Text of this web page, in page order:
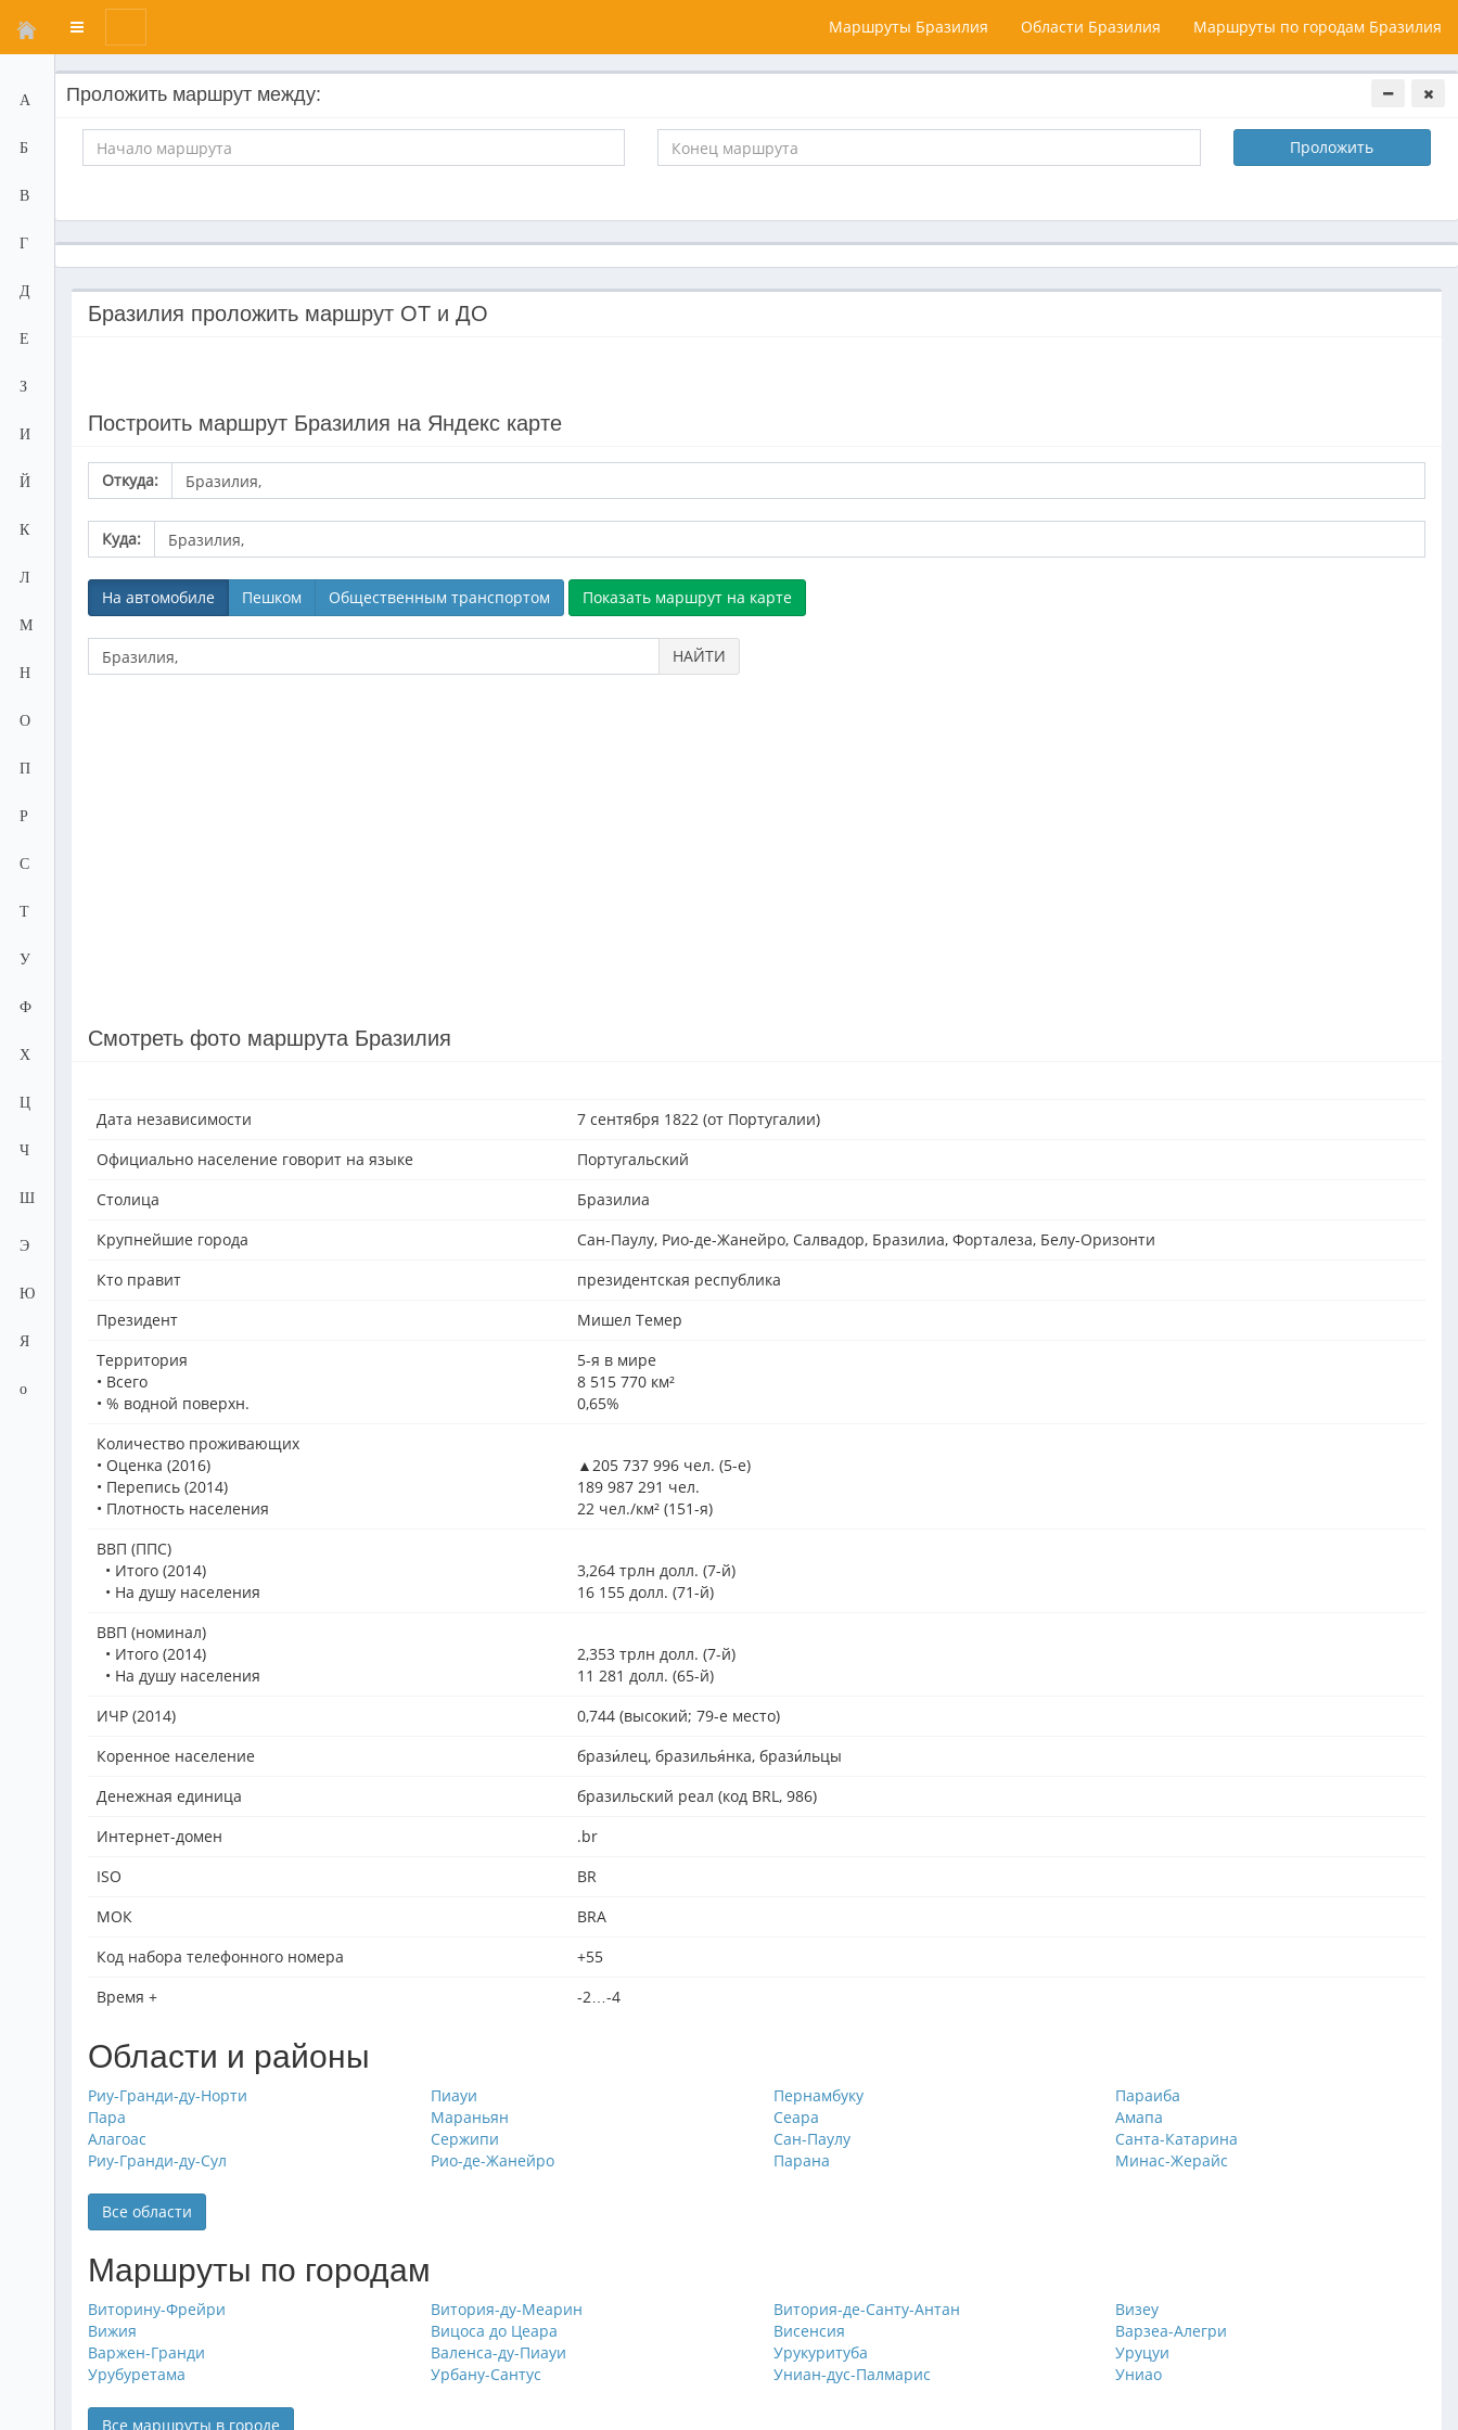
Переключатель
меню
Маршруты Бразилия Области Бразилия Маршруты по городам Бразилия
А
Б
В
Г
Д
Е
З
И
Й
К
Л
М
Н
О
П
Р
С
Т
У
Ф
Х
Ц
Ч
Ш
Э
Ю
Я
о
Проложить маршрут между:
Проложить
Бразилия проложить маршрут ОТ и ДО
Построить маршрут Бразилия на Яндекс карте
Откуда:
Куда:
На автомобиле Пешком Общественным транспортом
НАЙТИ
Смотреть фото маршрута Бразилия
Дата независимости
7 сентября 1822 (от Португалии)
Официально население говорит на языке
Португальский
Столица
Бразилиа
Крупнейшие города
Сан-Паулу, Рио-де-Жанейро, Салвадор, Бразилиа, Форталеза, Белу-Оризонти
Кто правит
президентская республика
Президент
Мишел Темер
Территория
• Всего
• % водной поверхн.
5-я в мире
8 515 770 км²
0,65%
Количество проживающих
• Оценка (2016)
• Перепись (2014)
• Плотность населения
▲205 737 996 чел. (5-е)
189 987 291 чел.
22 чел./км² (151-я)
ВВП (ППС)
• Итого (2014)
• На душу населения
3,264 трлн долл. (7-й)
16 155 долл. (71-й)
ВВП (номинал)
• Итого (2014)
• На душу населения
2,353 трлн долл. (7-й)
11 281 долл. (65-й)
ИЧР (2014)
0,744 (высокий; 79-е место)
Коренное население
брази́лец, бразилья́нка, брази́льцы
Денежная единица
бразильский реал (код BRL, 986)
Интернет-домен
.br
ISO
BR
МОК
BRA
Код набора телефонного номера
+55
Время +
-2…-4
Области и районы
Риу-Гранди-ду-Норти Пиауи Пернамбуку
Параиба
Пара
Мараньян Сеара
Амапа
Алагоас
Сержипи Сан-Паулу
Санта-Катарина
Риу-Гранди-ду-Сул
Рио-де-Жанейро Парана Минас-Жерайс
Все области
Маршруты по городам
Виторину-Фрейри Витория-ду-Меарин Витория-де-Санту-Антан
Визеу
Вижия
Вицоса до Цеара Висенсия
Варзеа-Алегри
Варжен-Гранди
Валенса-ду-Пиауи Урукуритуба
Уруцуи
Урубуретама
Урбану-Сантус Униан-дус-Палмарис Униао
Все маршруты в городе